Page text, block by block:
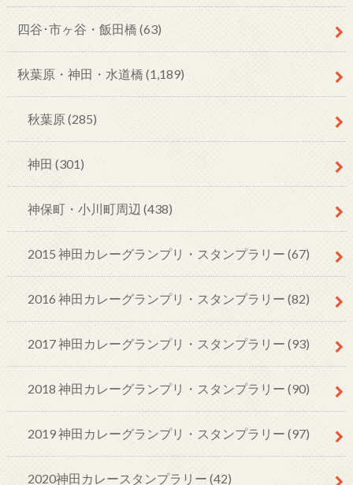
四谷･市ヶ谷・飯田橋 (63)
秋葉原・神田・水道橋 (1,189)
秋葉原 (285)
神田 (301)
神保町・小川町周辺 (438)
2015 神田カレーグランプリ・スタンプラリー (67)
2016 神田カレーグランプリ・スタンプラリー (82)
2017 神田カレーグランプリ・スタンプラリー (93)
2018 神田カレーグランプリ・スタンプラリー (90)
2019 神田カレーグランプリ・スタンプラリー (97)
2020神田カレースタンプラリー (42)